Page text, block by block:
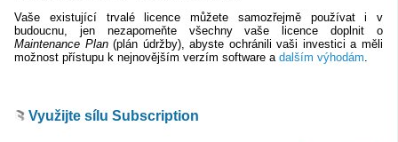
Vaše existující trvalé licence můžete samozřejmě používat i v
budoucnu, jen nezapomeňte všechny vaše licence doplnit o
Maintenance Plan(plán údržby), abyste ochránili vaši investici a měli
možnost přístupu k nejnovějším verzím software a dalším výhodám
Využijte sílu Subscription